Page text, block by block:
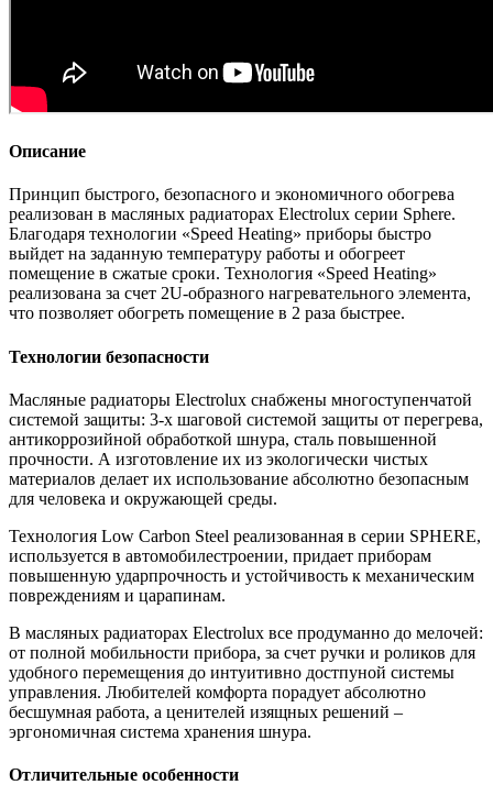
Описание
Принцип быстрого, безопасного и экономичного обогрева
реализован в масляных радиаторах Electrolux серии Sphere.
Благодаря технологии «Speed Heating» приборы быстро
выйдет на заданную температуру работы и обогреет
помещение в сжатые сроки. Технология «Speed Heating»
реализована за счет 2U-образного нагревательного элемента,
что позволяет обогреть помещение в 2 раза быстрее.
Технологии безопасности
Масляные радиаторы Electrolux снабжены многоступенчатой
системой защиты: 3-х шаговой системой защиты от перегрева,
антикоррозийной обработкой шнура, сталь повышенной
прочности. А изготовление их из экологически чистых
материалов делает их использование абсолютно безопасным
для человека и окружающей среды.
Технология Low Carbon Steel реализованная в серии SPHERE,
используется в автомобилестроении, придает приборам
повышенную ударпрочность и устойчивость к механическим
повреждениям и царапинам.
В масляных радиаторах Electrolux все продуманно до мелочей:
от полной мобильности прибора, за счет ручки и роликов для
удобного перемещения до интуитивно достпуной системы
управления. Любителей комфорта порадует абсолютно
бесшумная работа, а ценителей изящных решений –
эргономичная система хранения шнура.
Отличительные особенности